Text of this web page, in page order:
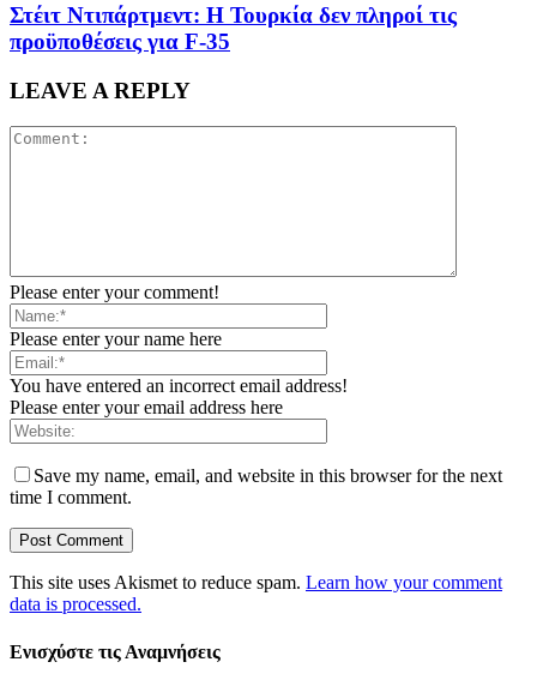
Στέιτ Ντιπάρτμεντ: Η Τουρκία δεν πληροί τις
προϋποθέσεις για F-35
LEAVE A REPLY
Please enter your comment!
Please enter your name here
You have entered an incorrect email address!
Please enter your email address here
Save my name, email, and website in this browser for the next
time I comment.
This site uses Akismet to reduce spam. Learn how your comment
data is processed.
Ενισχύστε τις Αναμνήσεις